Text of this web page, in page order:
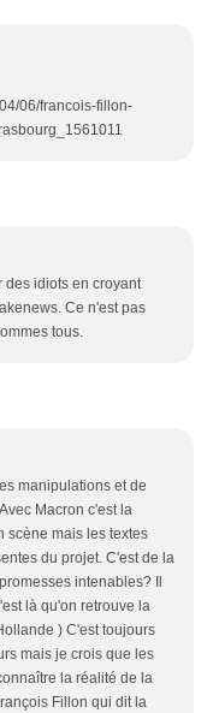
06/francois-fillon-
des idiots en croyant
Ce n'est pas
tous.
manipulations et de
Macron c'est la
scène mais les textes
du projet. C'est de la
intenables? Il
là qu'on retrouve la
) C'est toujours
mais je crois que les
la réalité de la
Fillon qui dit la